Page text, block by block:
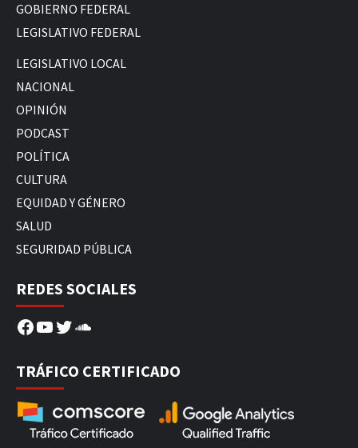
GOBIERNO FEDERAL
LEGISLATIVO FEDERAL
LEGISLATIVO LOCAL
NACIONAL
OPINIÓN
PODCAST
POLÍTICA
CULTURA
EQUIDAD Y GÉNERO
SALUD
SEGURIDAD PÚBLICA
REDES SOCIALES
Facebook
YouTube
Twitter
SoundCloud
TRÁFICO CERTIFICADO